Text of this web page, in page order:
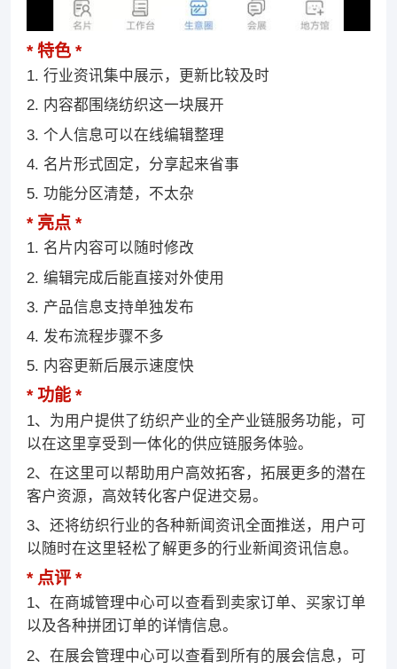
特色
1. 行业资讯集中展示，更新比较及时
2. 内容都围绕纺织这一块展开
3. 个人信息可以在线编辑整理
4. 名片形式固定，分享起来省事
5. 功能分区清楚，不太杂
亮点
1. 名片内容可以随时修改
2. 编辑完成后能直接对外使用
3. 产品信息支持单独发布
4. 发布流程步骤不多
5. 内容更新后展示速度快
功能
1、为用户提供了纺织产业的全产业链服务功能，可
以在这里享受到一体化的供应链服务体验。
2、在这里可以帮助用户高效拓客，拓展更多的潜在
客户资源，高效转化客户促进交易。
3、还将纺织行业的各种新闻资讯全面推送，用户可
以随时在这里轻松了解更多的行业新闻资讯信息。
点评
1、在商城管理中心可以查看到卖家订单、买家订单
以及各种拼团订单的详情信息。
2、在展会管理中心可以查看到所有的展会信息，可